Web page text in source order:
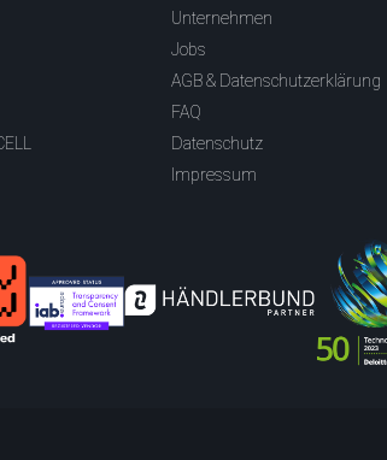
Unternehmen
Jobs
AGB & Datenschutzerklärung
FAQ
Datenschutz
Impressum